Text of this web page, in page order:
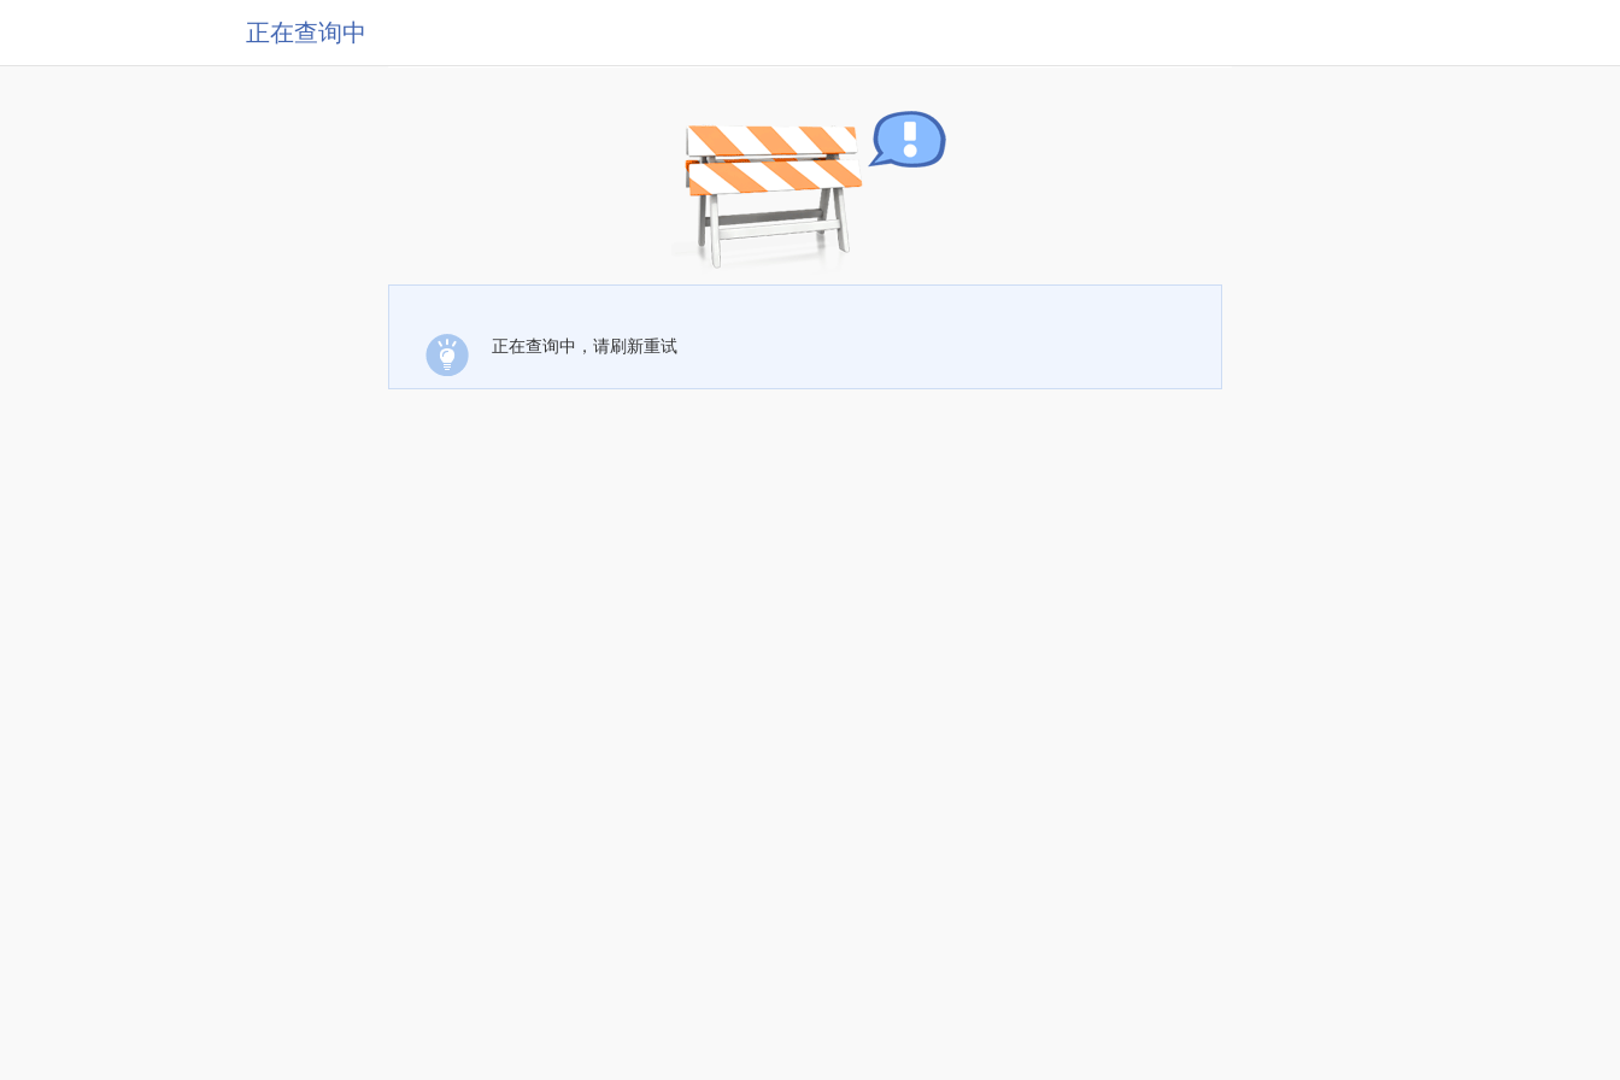
正在查询中
正在查询中，请刷新重试